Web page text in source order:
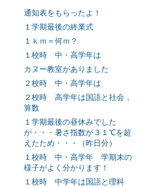
通知表をもらったよ！
１学期最後の終業式
１ｋｍ＝何ｍ？
１校時 中・高学年は
カヌー教室がありました
２校時 中・高学年は
２校時 高学年は国語と社会，
算数
１学期最後の昼休みでした
が・・・暑さ指数が３１℃を超
えたため・・・（昨日分）
１校時 中・高学年 学期末の
様子がよく分かります！
１校時 中学年は国語と理科